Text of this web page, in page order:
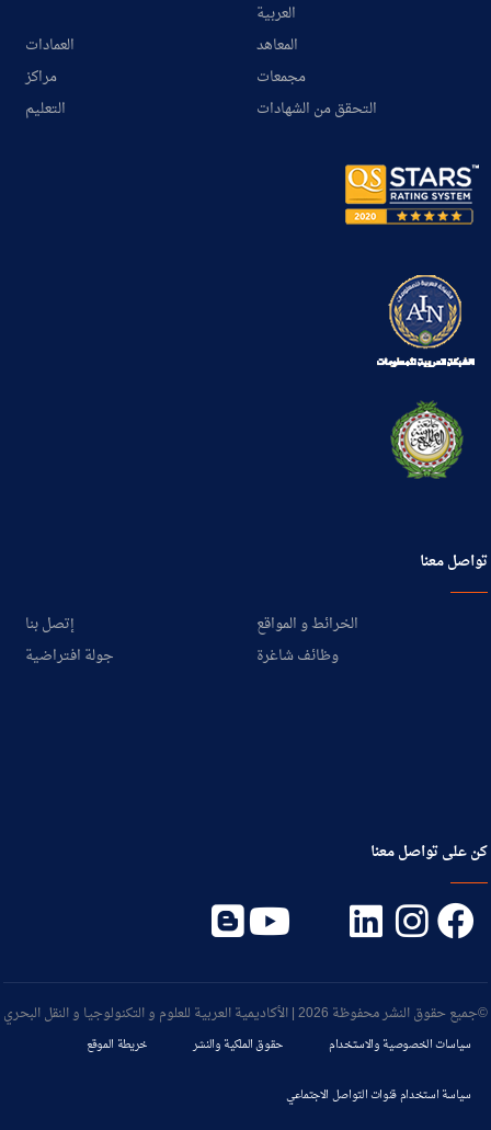
العربية
العمادات
المعاهد
مراكز
مجمعات
التعليم
التحقق من الشهادات
تواصل معنا
إتصل بنا
الخرائط و المواقع
جولة افتراضية
وظائف شاغرة
كن على تواصل معنا
©جميع حقوق النشر محفوظة 2026 | الأكاديمية العربية للعلوم و التكنولوجيا و النقل البحري
سياسات الخصوصية والاستخدام حقوق الملكية والنشر خريطة الموقع
سياسة استخدام قنوات التواصل الاجتماعي